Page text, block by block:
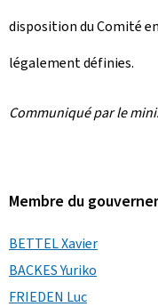
disposition du Comité
légalement définies.
Communiqué par le
Membre du
BETTEL Xavier
BACKES Yuriko
FRIEDEN Luc